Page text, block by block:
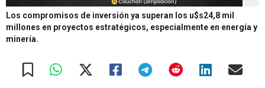
Los compromisos de inversión ya superan los u$s24,8 mil
millones en proyectos estratégicos, especialmente en energía y
minería.